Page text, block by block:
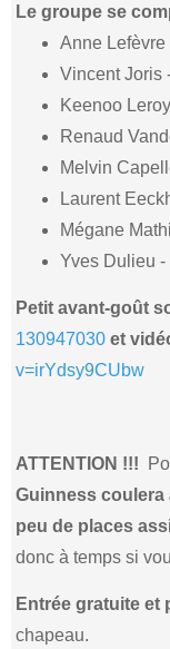
Le groupe se
Anne Lefèvre
Vincent Joris
Keenoo
Renaud
Melvin
Laurent
Mégane
Yves Dulieu -
Petit avant-goût
130947030 et
v=irYdsy9CUbw
ATTENTION !!!
Guinness coulera
peu de places
donc à temps si
Entrée gratuite et
chapeau.